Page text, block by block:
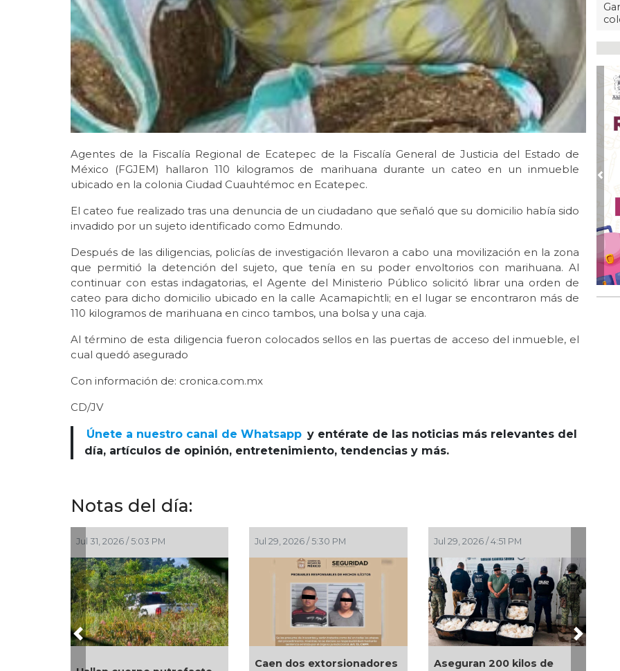
Agentes de la Fiscalía Regional de Ecatepec de la Fiscalía General de Justicia del Estado de
México (FGJEM) hallaron 110 kilogramos de marihuana durante un cateo en un inmueble
ubicado en la colonia Ciudad Cuauhtémoc en Ecatepec.
El cateo fue realizado tras una denuncia de un ciudadano que señaló que su domicilio había sido
invadido por un sujeto identificado como Edmundo.
Después de las diligencias, policías de investigación llevaron a cabo una movilización en la zona
que permitió la detención del sujeto, que tenía en su poder envoltorios con marihuana. Al
continuar con estas indagatorias, el Agente del Ministerio Público solicitó librar una orden de
cateo para dicho domicilio ubicado en la calle Acamapichtli; en el lugar se encontraron más de
110 kilogramos de marihuana en cinco tambos, una bolsa y una caja.
Al término de esta diligencia fueron colocados sellos en las puertas de acceso del inmueble, el
cual quedó asegurado
Con información de: cronica.com.mx
CD/JV
Únete a nuestro canal de Whatsapp y entérate de las noticias más relevantes del
día, artículos de opinión, entretenimiento, tendencias y más.
Notas del día:
Jul 29, 2026 / 5:30 PM
Caen dos extorsionadores
Jul 29, 2026 / 4:51 PM
Aseguran 200 kilos de
Jul 29, 2026 / 4:46 PM
Michoacán: atacan a
Previous Next
la
y